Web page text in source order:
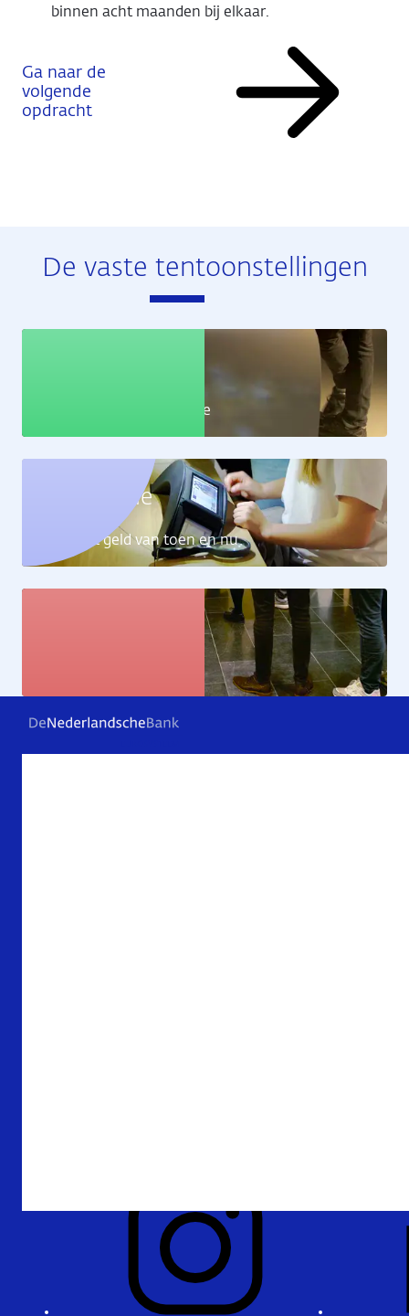
binnen acht maanden bij elkaar.
Ga naar de
volgende
opdracht
De vaste tentoonstellingen
Leer alles over de economie
Geldcollectie
Ontdek het geld van toen en nu